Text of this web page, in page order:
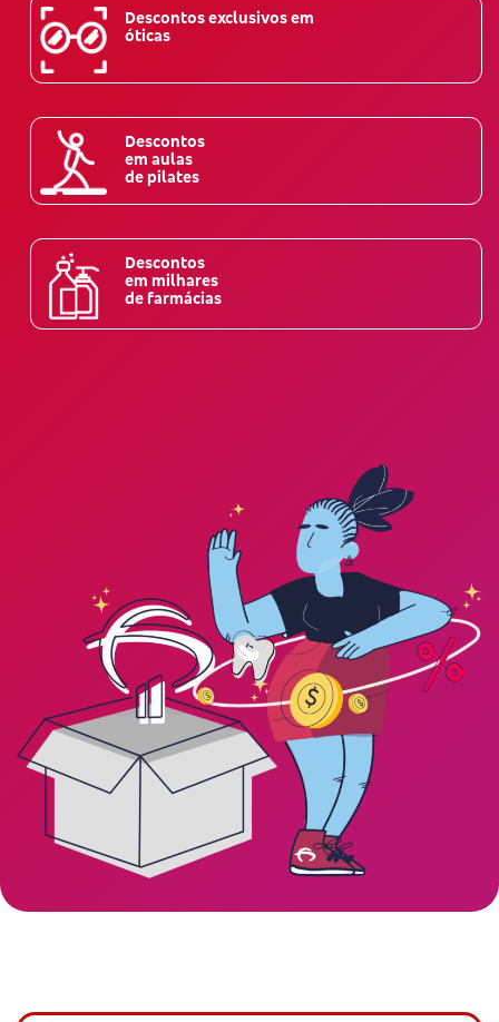
Descontos exclusivos em
óticas
Descontos
em aulas
de pilates
Descontos
em milhares
de farmácias